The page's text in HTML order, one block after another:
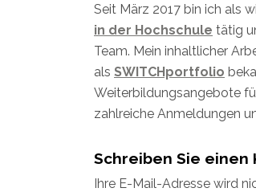
Seit März 2017 bin ich als
in der Hochschule tätig
Team. Mein inhaltlicher
als SWITCHportfolio
Weiterbildungsangebote
zahlreiche Anmeldungen
Schreiben Sie einen
Ihre E-Mail-Adresse wird